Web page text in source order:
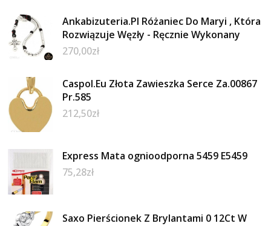
Ankabizuteria.Pl Różaniec Do Maryi , Która
Rozwiązuje Węzły - Ręcznie Wykonany
270,00zł
Caspol.Eu Złota Zawieszka Serce Za.00867
Pr.585
212,50zł
Express Mata ognioodporna 5459 E5459
75,28zł
Saxo Pierścionek Z Brylantami 0 12Ct W